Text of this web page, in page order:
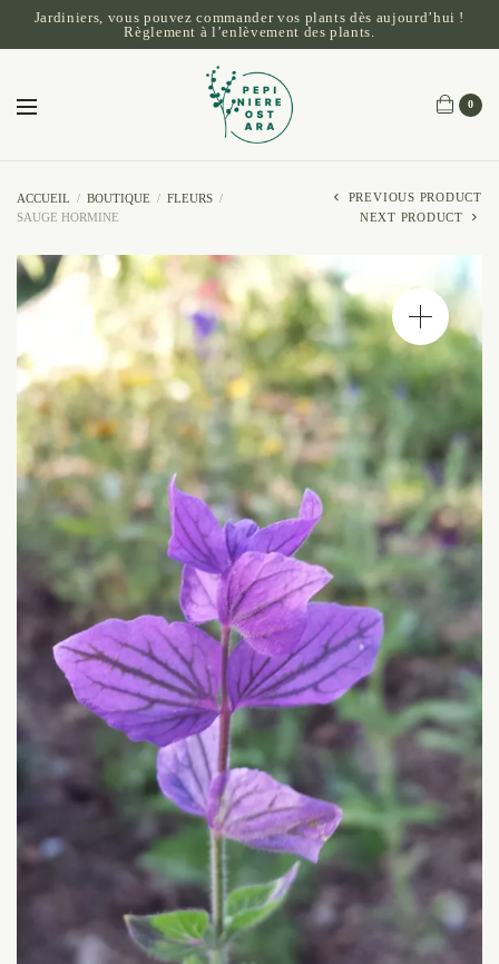
Jardiniers, vous pouvez commander vos plants dès aujourd’hui !
Règlement à l’enlèvement des plants.
0
ACCUEIL / BOUTIQUE / FLEURS /
SAUGE HORMINE
PREVIOUS PRODUCT
NEXT PRODUCT